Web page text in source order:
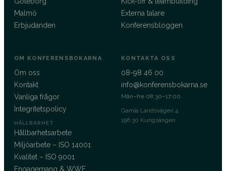
Malmö
Erbjudanden
Externa talare
Konferensbloggen
OM KONFERENSBOKARNA
Om oss
Kontakt
Vanliga frågor
Integritetspolicy
HÅLLBARHET
Hållbarhetsarbete
Miljöarbete – ISO 14001
Kvalitet – ISO 9001
Engagemang & WWF
KONTAKTA OSS
08-98 46 00
info@konferensbokarna.se
Mån–fre 08:30–17:00
Gamla Landsvägen 4
196 30 Kungsängen